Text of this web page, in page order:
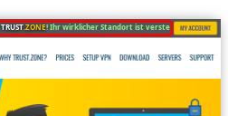
TRUST.ZONE! Ihr wirklicher Standort ist versteckt!